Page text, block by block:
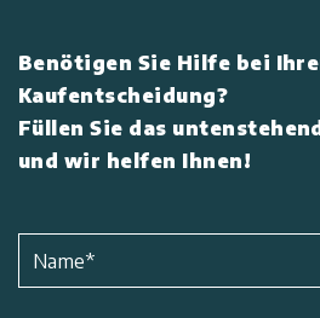
Benötigen Sie Hilfe bei
Kaufentscheidung?
Füllen Sie das
und wir helfen Ihnen!
Name*